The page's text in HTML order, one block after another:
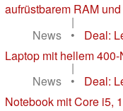
aufrüstbarem RAM
|
News
•
Deal:
Laptop mit hellem
|
News
•
Deal:
Notebook mit Core i5,